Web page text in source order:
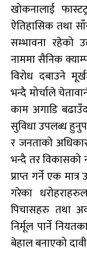
खोकनालाई
ऐतिहासिक तथा
सम्भावना रहेको
नाममा सैनिक
विरोध दबाउने
भन्दै मोर्चाले
काम अगाडि
सुविधा उपलब्ध
र जनताको
भन्दै तर विकासको
प्राप्त गर्ने एक
गरेका
पिचासहरु तथा
निर्मूल पार्ने
बेहाल बनाएको